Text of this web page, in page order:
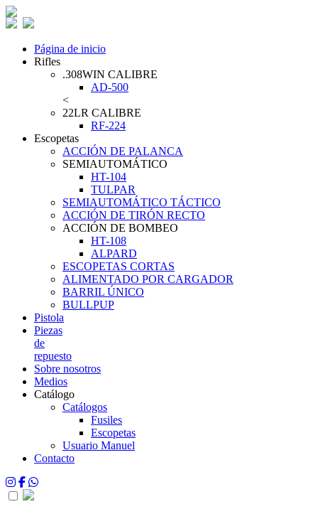
Página de inicio
Rifles
.308WIN CALIBRE
AD-500
<
22LR CALIBRE
RF-224
Escopetas
ACCIÓN DE PALANCA
SEMIAUTOMÁTICO
HT-104
TULPAR
SEMIAUTOMÁTICO TÁCTICO
ACCIÓN DE TIRÓN RECTO
ACCIÓN DE BOMBEO
HT-108
ALPARD
ESCOPETAS CORTAS
ALIMENTADO POR CARGADOR
BARRIL ÚNICO
BULLPUP
Pistola
Piezas
de
repuesto
Sobre nosotros
Medios
Catálogo
Catálogos
Fusiles
Escopetas
Usuario Manuel
Contacto